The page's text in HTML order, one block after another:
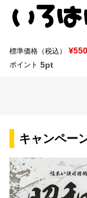
標準価格（税込） ¥550
ポイント 5pt
キャンペー